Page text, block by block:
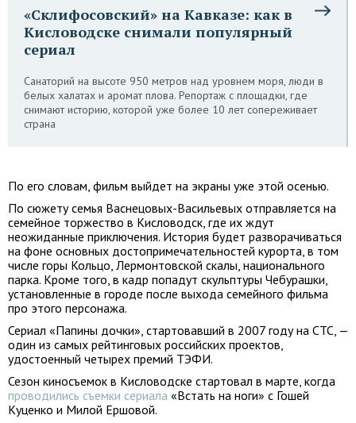
«Склифосовский» на Кавказе: как в
Кисловодске снимали популярный
сериал
Санаторий на высоте 950 метров над уровнем моря, люди в
белых халатах и аромат плова. Репортаж с площадки, где
снимают историю, которой уже более 10 лет сопереживает
страна
По его словам, фильм выйдет на экраны уже этой осенью.
По сюжету семья Васнецовых-Васильевых отправляется на
семейное торжество в Кисловодск, где их ждут
неожиданные приключения. История будет разворачиваться
на фоне основных достопримечательностей курорта, в том
числе горы Кольцо, Лермонтовской скалы, национального
парка. Кроме того, в кадр попадут скульптуры Чебурашки,
установленные в городе после выхода семейного фильма
про этого персонажа.
Сериал «Папины дочки», стартовавший в 2007 году на СТС, —
один из самых рейтинговых российских проектов,
удостоенный четырех премий ТЭФИ.
Сезон киносъемок в Кисловодске стартовал в марте, когда
проводились съемки сериала «Встать на ноги» с Гошей
Куценко и Милой Ершовой.